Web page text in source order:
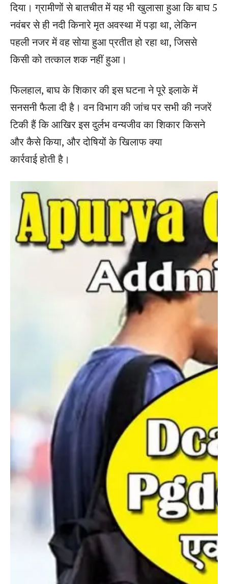
दिया। ग्रामीणों से बातचीत में यह भी खुलासा हुआ कि बाघ 5
नवंबर से ही नदी किनारे मृत अवस्था में पड़ा था, लेकिन
पहली नजर में वह सोया हुआ प्रतीत हो रहा था, जिससे
किसी को तत्काल शक नहीं हुआ।
फिलहाल, बाघ के शिकार की इस घटना ने पूरे इलाके में
सनसनी फैला दी है। वन विभाग की जांच पर सभी की नजरें
टिकी हैं कि आखिर इस दुर्लभ वन्यजीव का शिकार किसने
और कैसे किया, और दोषियों के खिलाफ क्या
कार्रवाई होती है।